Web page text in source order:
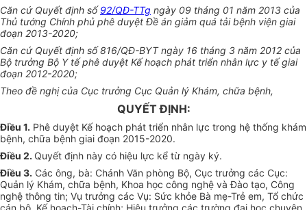
Căn cứ Quyết định số92/QĐ-TTg ngày 09 tháng 01 năm 2013 của
Thủ tướng Chính phủ phê duyệt Đề án giảm quá tải bệnh viện giai
đoạn 2013-2020;
Căn cứ Quyết định số 816/QĐ-BYT ngày 16 tháng 3 năm 2012 của
Bộ trưởng Bộ Y tế phê duyệt Kế hoạch phát triển nhân lực y tế giai
đoạn 2012-2020;
Theo đề nghị của Cục trưởng Cục Quản lý Khám, chữa bệnh,
QUYẾT ĐỊNH:
Điều 1. Phê duyệt Kế hoạch phát triển nhân lực trong hệ thống khám
bệnh, chữa bệnh giai đoạn 2015-2020.
Điều 2. Quyết định này có hiệu lực kể từ ngày ký.
Điều 3. Các ông, bà: Chánh Văn phòng Bộ, Cục trưởng các Cục:
Quản lý Khám, chữa bệnh, Khoa học công nghệ và Đào tạo, Công
nghệ thông tin; Vụ trưởng các Vụ: Sức khỏe Bà mẹ-Trẻ em, Tổ chức
cán bộ, Kế hoạch-Tài chính; Hiệu trưởng các trường đại học chuyên